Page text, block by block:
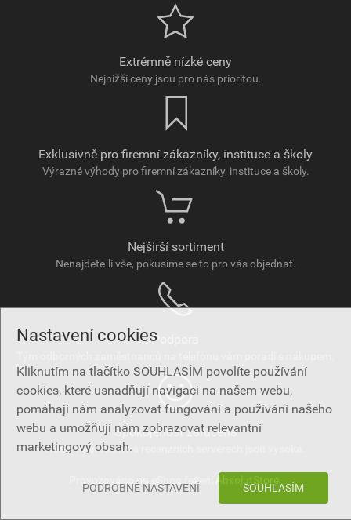
Nastavení cookies
Kliknutím na tlačítko SOUHLASÍM povolíte používání
cookies, které usnadňují navigaci na našem webu,
pomáhají nám analyzovat fungování a používání našeho
webu a umožňují nám zobrazovat relevantní
marketingový obsah.
PODROBNÉ NASTAVENÍ SOUHLASÍM
Extrémně nízké ceny
Nejnižší ceny jsou pro nás prioritou.
Exklusivně pro firemní zákazníky, instituce a školy
Výrazné výhody pro firemní zákazníky, instituce a školy.
Nejširší sortiment
Nenajdete-li vše, pokusíme se to pro vás objednat.
Podpora
Spokojenost zaručena
Naše hodnocení na recenzních serverech jsou vysoká.
Provozováno na eShop řešení